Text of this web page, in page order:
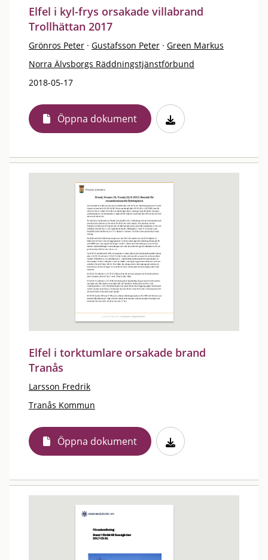
Elfel i kyl-frys orsakade villabrand
Trollhättan 2017
Grönros Peter · Gustafsson Peter · Green Markus
Norra Älvsborgs Räddningstjänstförbund
2018-05-17
Öppna dokument
Elfel i torktumlare orsakade brand
Tranås
Larsson Fredrik
Tranås Kommun
Öppna dokument